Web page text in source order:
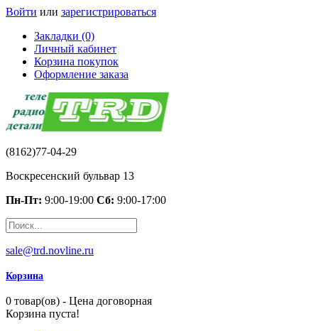
Войти или зарегистрироваться
Закладки (0)
Личный кабинет
Корзина покупок
Оформление заказа
(8162)77-04-29
Воскресенский бульвар 13
Пн-Пт: 9:00-19:00 Сб: 9:00-17:00
sale@trd.novline.ru
Корзина
0 товар(ов) - Цена договорная
Корзина пуста!